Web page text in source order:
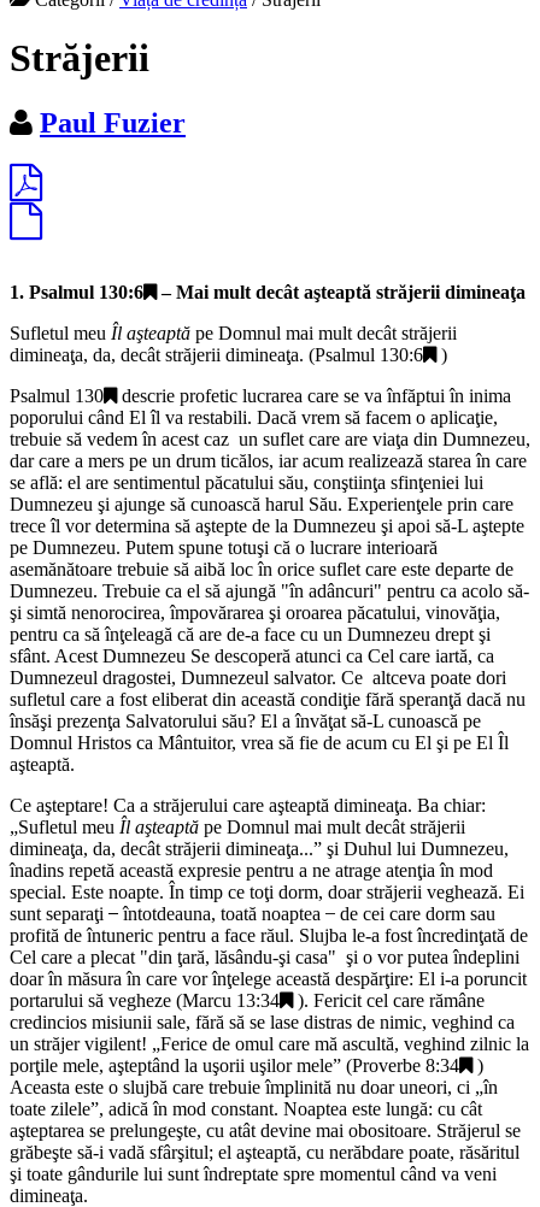
Străjerii
Paul Fuzier
1. Psalmul 130:6
– Mai mult decât aşteaptă străjerii dimineaţa
Sufletul meu Îl aşteaptă pe Domnul mai mult decât străjerii
dimineaţa, da, decât străjerii dimineaţa. (Psalmul 130:6
)
Psalmul 130
descrie profetic lucrarea care se va înfăptui în inima
poporului când El îl va restabili. Dacă vrem să facem o aplicaţie,
trebuie să vedem în acest caz un suflet care are viaţa din Dumnezeu,
dar care a mers pe un drum ticălos, iar acum realizează starea în care
se află: el are sentimentul păcatului său, conştiinţa sfinţeniei lui
Dumnezeu şi ajunge să cunoască harul Său. Experienţele prin care
trece îl vor determina să aştepte de la Dumnezeu şi apoi să-L aştepte
pe Dumnezeu. Putem spune totuşi că o lucrare interioară
asemănătoare trebuie să aibă loc în orice suflet care este departe de
Dumnezeu. Trebuie ca el să ajungă "în adâncuri" pentru ca acolo să-
şi simtă nenorocirea, împovărarea şi oroarea păcatului, vinovăţia,
pentru ca să înţeleagă că are de-a face cu un Dumnezeu drept şi
sfânt. Acest Dumnezeu Se descoperă atunci ca Cel care iartă, ca
Dumnezeul dragostei, Dumnezeul salvator. Ce altceva poate dori
sufletul care a fost eliberat din această condiţie fără speranţă dacă nu
însăşi prezenţa Salvatorului său? El a învăţat să-L cunoască pe
Domnul Hristos ca Mântuitor, vrea să fie de acum cu El şi pe El Îl
aşteaptă.
Ce aşteptare! Ca a străjerului care aşteaptă dimineaţa. Ba chiar:
„Sufletul meu Îl aşteaptă pe Domnul mai mult decât străjerii
dimineaţa, da, decât străjerii dimineaţa...” şi Duhul lui Dumnezeu,
înadins repetă această expresie pentru a ne atrage atenţia în mod
special. Este noapte. În timp ce toţi dorm, doar străjerii veghează. Ei
sunt separaţi ̶̶ întotdeauna, toată noaptea ̶ de cei care dorm sau
profită de întuneric pentru a face răul. Slujba le-a fost încredinţată de
Cel care a plecat "din ţară, lăsându-şi casa" şi o vor putea îndeplini
doar în măsura în care vor înţelege această despărţire: El i-a poruncit
portarului să vegheze (Marcu 13:34
). Fericit cel care rămâne
credincios misiunii sale, fără să se lase distras de nimic, veghind ca
un străjer vigilent! „Ferice de omul care mă ascultă, veghind zilnic la
porţile mele, aşteptând la uşorii uşilor mele” (Proverbe 8:34
)
Aceasta este o slujbă care trebuie împlinită nu doar uneori, ci „în
toate zilele”, adică în mod constant. Noaptea este lungă: cu cât
aşteptarea se prelungeşte, cu atât devine mai obositoare. Străjerul se
grăbeşte să-i vadă sfârşitul; el aşteaptă, cu nerăbdare poate, răsăritul
şi toate gândurile lui sunt îndreptate spre momentul când va veni
dimineaţa.